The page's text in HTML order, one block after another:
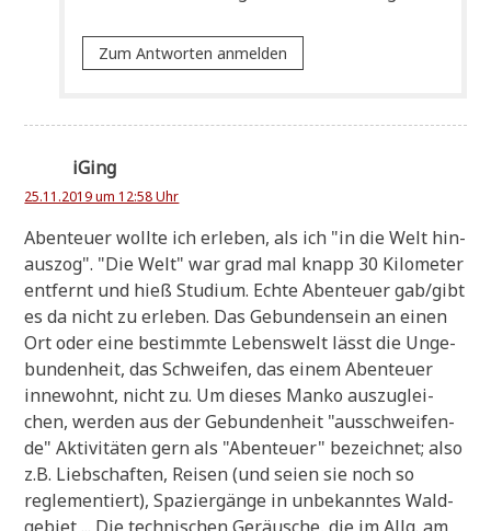
Zum Antworten anmelden
iGing
25.11.2019 um 12:58 Uhr
Aben­teu­er woll­te ich erle­ben, als ich "in die Welt hin­
aus­zog". "Die Welt" war grad mal knapp 30 Kilo­me­ter
ent­fernt und hieß Stu­di­um. Ech­te Aben­teu­er gab/gibt
es da nicht zu erle­ben. Das Gebun­den­sein an einen
Ort oder eine bestimm­te Lebens­welt lässt die Unge­
bun­den­heit, das Schwei­fen, das einem Aben­teu­er
inne­wohnt, nicht zu. Um die­ses Man­ko aus­zu­glei­
chen, wer­den aus der Gebun­den­heit "aus­schwei­fen­
de" Akti­vi­tä­ten gern als "Aben­teu­er" bezeich­net; also
z.B. Lieb­schaf­ten, Rei­sen (und sei­en sie noch so
regle­men­tiert), Spa­zier­gän­ge in unbe­kann­tes Wald­